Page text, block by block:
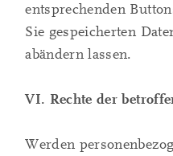
entsprechenden
Sie gespeicherten
abändern lassen.
VI. Rechte der
Werden